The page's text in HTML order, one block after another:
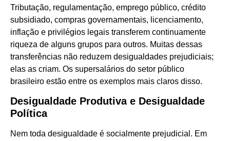
Tributação, regulamentação, emprego público, crédito
subsidiado, compras governamentais, licenciamento,
inflação e privilégios legais transferem continuamente
riqueza de alguns grupos para outros. Muitas dessas
transferências não reduzem desigualdades prejudiciais;
elas as criam. Os supersalários do setor público
brasileiro estão entre os exemplos mais claros disso.
Desigualdade Produtiva e Desigualdade
Política
Nem toda desigualdade é socialmente prejudicial. Em